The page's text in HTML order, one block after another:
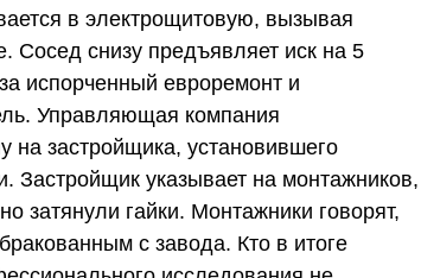
в электрощитовую, вызывая
Сосед снизу предъявляет иск на 5
испорченный евроремонт и
Управляющая компания
на застройщика, установившего
Застройщик указывает на монтажников,
затянули гайки. Монтажники говорят,
с завода. Кто в итоге